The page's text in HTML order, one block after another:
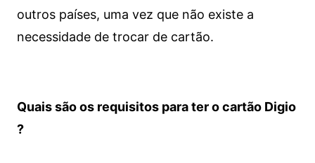
outros países, uma vez que não existe a
necessidade de trocar de cartão.
Quais são os requisitos para ter o cartão Digio
?